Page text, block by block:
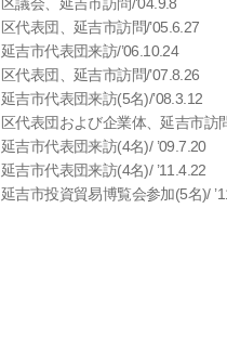
区代表団、延吉市訪問/’05.6.27
延吉市代表団来訪/’06.10.24
区代表団、延吉市訪問/’07.8.26
延吉市代表団来訪(5名)/’08.3.12
区代表団および企業体、延吉市訪
延吉市代表団来訪(4名)/ ’09.7.20
延吉市代表団来訪(4名)/ ’11.4.22
延吉市投資貿易博覧会参加(5名)/